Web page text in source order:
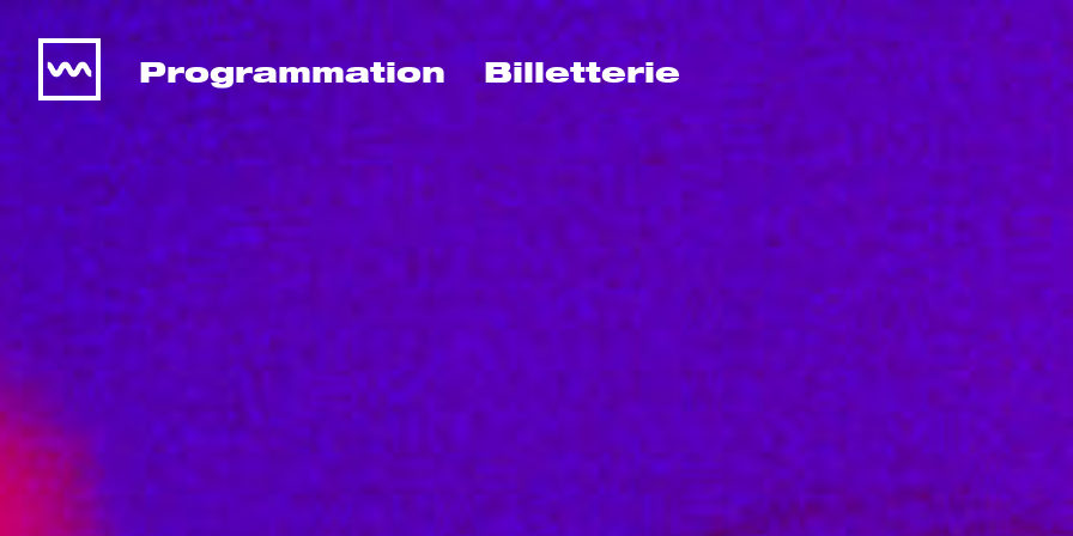
Programmation Billetterie